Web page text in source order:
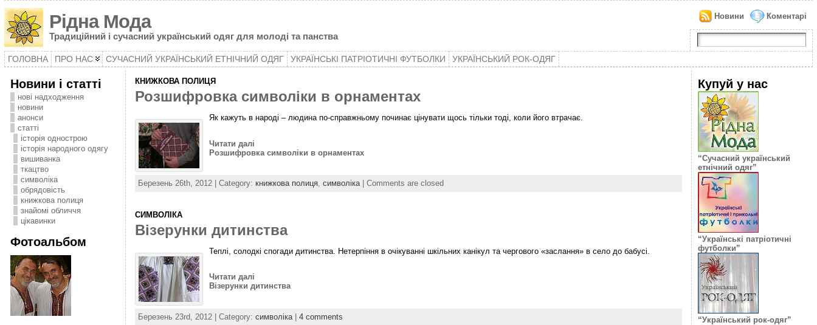
Рідна Мода
Традиційний і сучасний український одяг для молоді та панства
Коментарі
Новини
ГОЛОВНА ПРО НАС СУЧАСНИЙ УКРАЇНСЬКИЙ ЕТНІЧНИЙ ОДЯГ УКРАЇНСЬКІ ПАТРІОТИЧНІ ФУТБОЛКИ УКРАЇНСЬКИЙ РОК-ОДЯГ
Новини і статті
нові надходження
новини
анонси
статті
історія однострою
історія народного одягу
вишиванка
ткацтво
символіка
oбрядовість
книжкова полиця
знайомі обличчя
цікавинки
Фотоальбом
КНИЖКОВА ПОЛИЦЯ
Розшифровка символіки в орнаментах
Як кажуть в народі – людина по-справжньому починає цінувати щось тільки тоді, коли його втрачає.
Читати далі
Розшифровка символіки в орнаментах
Березень 26th, 2012 | Category: книжкова полиця, символіка| Comments are closed
СИМВОЛІКА
Візерунки дитинства
Теплі, солодкі спогади дитинства. Нетерпіння в очікуванні шкільних канікул та чергового «заслання» в село до бабусі.
Читати далі
Візерунки дитинства
Березень 23rd, 2012 | Category: символіка| 4 comments
Купуй у нас
“Сучасний український
етнічний одяг”
“Українські патріотичні
футболки”
“Український рок-одяг”